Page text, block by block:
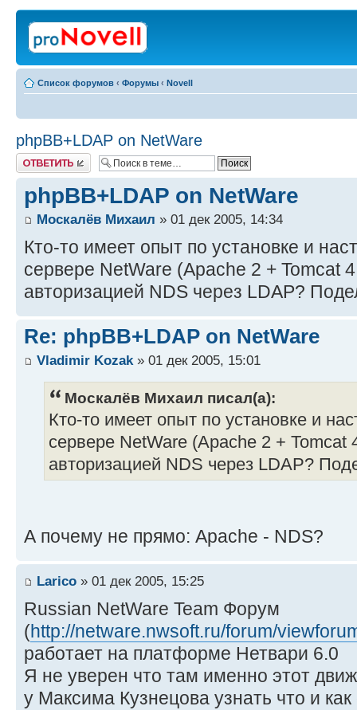
Список форумов ‹ Форумы ‹ Novell
phpBB+LDAP on NetWare
Ответить
phpBB+LDAP on NetWare
Москалёв Михаил » 01 дек 2005, 14:34
Кто-то имеет опыт по установке и
сервере NetWare (Apache 2 + Tomcat
авторизацией NDS через LDAP?
Re: phpBB+LDAP on NetWare
Vladimir Kozak » 01 дек 2005, 15:01
Москалёв Михаил писал(а):
Кто-то имеет опыт по установке и
сервере NetWare (Apache 2 + Tomcat
авторизацией NDS через LDAP?
А почему не прямо: Apache - NDS?
Larico » 01 дек 2005, 15:25
Russian NetWare Team Форум
(http://netware.nwsoft.ru/forum/
работает на платформе Нетвари 6.0
Я не уверен что там именно этот
у Максима Кузнецова узнать что и